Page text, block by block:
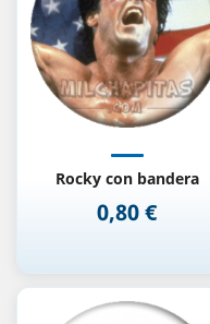
Rocky con bandera
Precio
0,80 €